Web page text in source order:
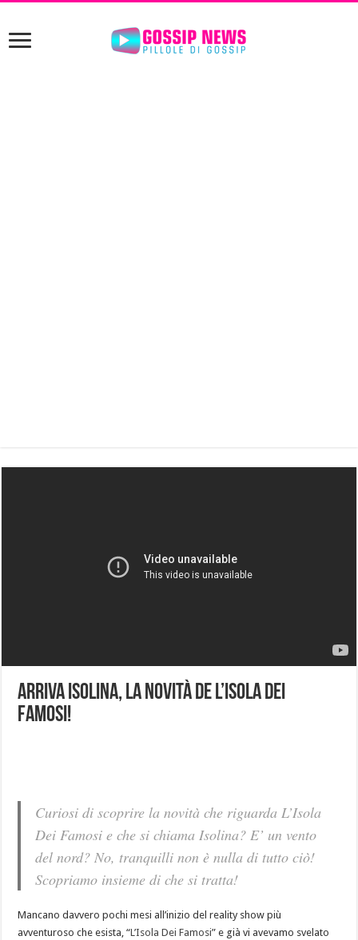
Arriva Isolina, la novità de L’Isola Dei
Famosi!
Curiosi di scoprire la novità che riguarda L’Isola
Dei Famosi e che si chiama Isolina? E’ un vento
del nord? No, tranquilli non è nulla di tutto ciò!
Scopriamo insieme di che si tratta!
Mancano davvero pochi mesi all’inizio del reality show più
avventuroso che esista, “L’Isola Dei Famosi” e già vi avevamo svelato